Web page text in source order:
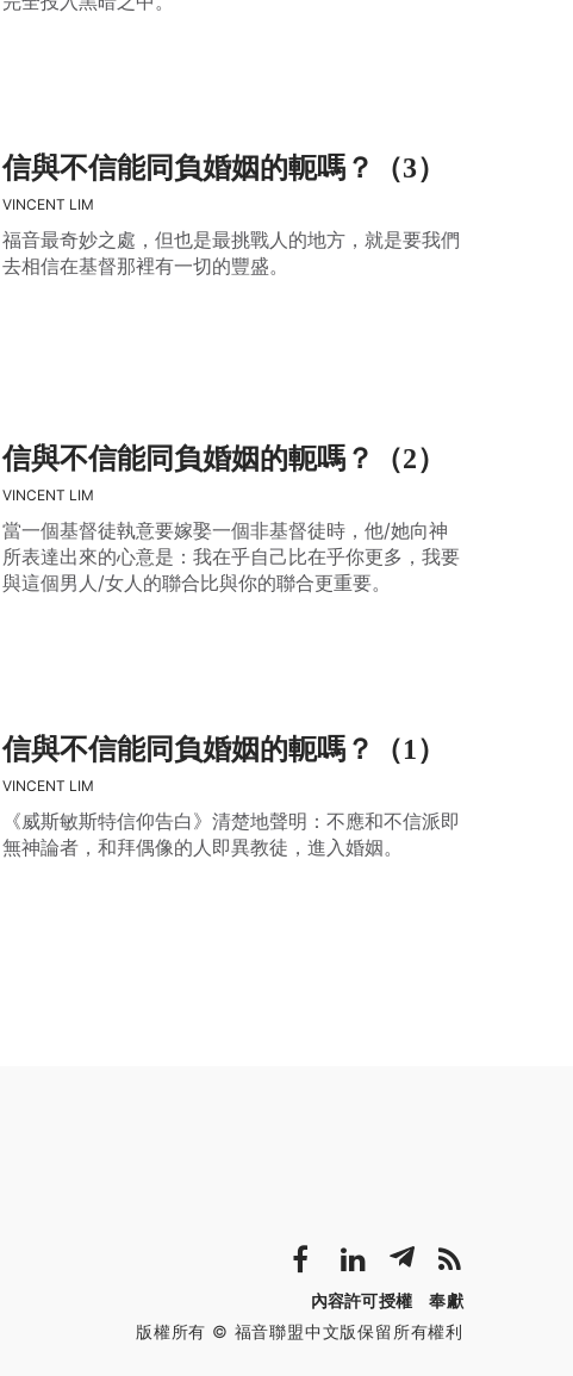
信與不信能同負婚姻的軛嗎？（3）
VINCENT LIM
福音最奇妙之處，但也是最挑戰人的地方，就是要我們
去相信在基督那裡有一切的豐盛。
信與不信能同負婚姻的軛嗎？（2）
VINCENT LIM
當一個基督徒執意要嫁娶一個非基督徒時，他/她向神
所表達出來的心意是：我在乎自己比在乎你更多，我要
與這個男人/女人的聯合比與你的聯合更重要。
信與不信能同負婚姻的軛嗎？（1）
VINCENT LIM
《威斯敏斯特信仰告白》清楚地聲明：不應和不信派即
無神論者，和拜偶像的人即異教徒，進入婚姻。
內容許可授權
奉獻
版權所有 © 福音聯盟中文版保留所有權利